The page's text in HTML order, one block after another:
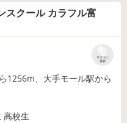
スクール カラフル富
リストに
保存
1256m、大手モール駅から
高校生